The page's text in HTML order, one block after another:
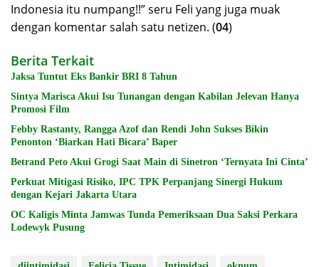
Indonesia itu numpang!!” seru Feli yang juga muak
dengan komentar salah satu netizen. (04)
Berita Terkait
Jaksa Tuntut Eks Bankir BRI 8 Tahun
Sintya Marisca Akui Isu Tunangan dengan Kabilan Jelevan Hanya
Promosi Film
Febby Rastanty, Rangga Azof dan Rendi John Sukses Bikin
Penonton ‘Biarkan Hati Bicara’ Baper
Betrand Peto Akui Grogi Saat Main di Sinetron ‘Ternyata Ini Cinta’
Perkuat Mitigasi Risiko, IPC TPK Perpanjang Sinergi Hukum
dengan Kejari Jakarta Utara
OC Kaligis Minta Jamwas Tunda Pemeriksaan Dua Saksi Perkara
Lodewyk Pusung